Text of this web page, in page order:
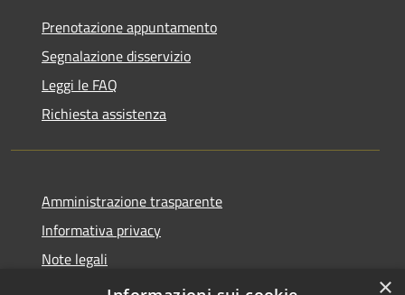
Prenotazione appuntamento
Segnalazione disservizio
Leggi le FAQ
Richiesta assistenza
Amministrazione trasparente
Informativa privacy
Note legali
Dichiarazione di accessibilità
×